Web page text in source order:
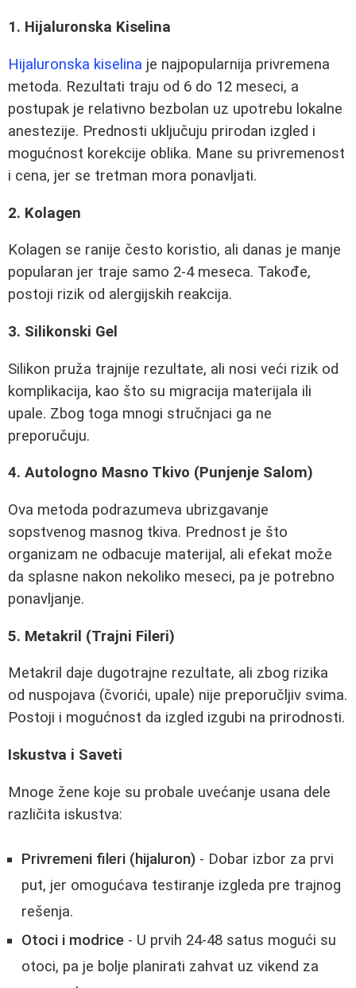
1. Hijaluronska Kiselina
Hijaluronska kiselina je najpopularnija privremena
metoda. Rezultati traju od 6 do 12 meseci, a
postupak je relativno bezbolan uz upotrebu lokalne
anestezije. Prednosti uključuju prirodan izgled i
mogućnost korekcije oblika. Mane su privremenost
i cena, jer se tretman mora ponavljati.
2. Kolagen
Kolagen se ranije često koristio, ali danas je manje
popularan jer traje samo 2-4 meseca. Takođe,
postoji rizik od alergijskih reakcija.
3. Silikonski Gel
Silikon pruža trajnije rezultate, ali nosi veći rizik od
komplikacija, kao što su migracija materijala ili
upale. Zbog toga mnogi stručnjaci ga ne
preporučuju.
4. Autologno Masno Tkivo (Punjenje Salom)
Ova metoda podrazumeva ubrizgavanje
sopstvenog masnog tkiva. Prednost je što
organizam ne odbacuje materijal, ali efekat može
da splasne nakon nekoliko meseci, pa je potrebno
ponavljanje.
5. Metakril (Trajni Fileri)
Metakril daje dugotrajne rezultate, ali zbog rizika
od nuspojava (čvorići, upale) nije preporučljiv svima.
Postoji i mogućnost da izgled izgubi na prirodnosti.
Iskustva i Saveti
Mnoge žene koje su probale uvećanje usana dele
različita iskustva:
Privremeni fileri (hijaluron) - Dobar izbor za prvi
put, jer omogućava testiranje izgleda pre trajnog
rešenja.
Otoci i modrice - U prvih 24-48 satus mogući su
otoci, pa je bolje planirati zahvat uz vikend za